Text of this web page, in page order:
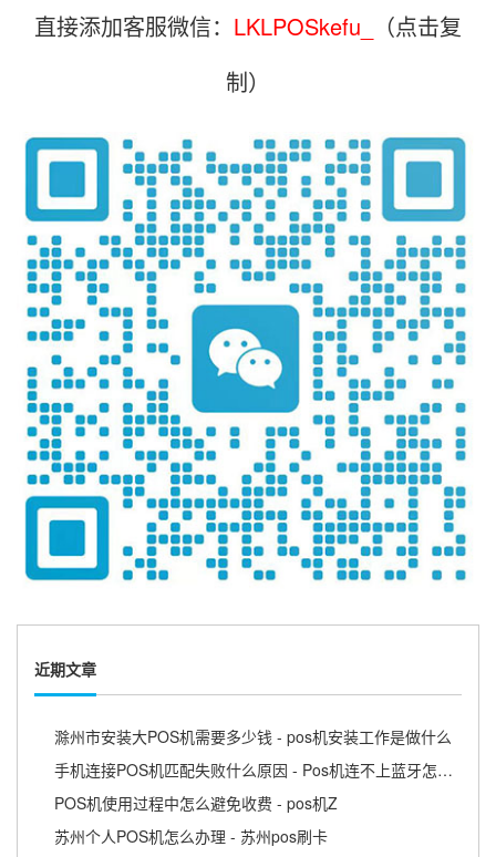
直接添加客服微信： LKLPOSkefu_
（点击复
制）
近期文章
滁州市安装大POS机需要多少钱 - pos机安装工作是做什么
手机连接POS机匹配失败什么原因 - Pos机连不上蓝牙怎么回事
POS机使用过程中怎么避免收费 - pos机Z
苏州个人POS机怎么办理 - 苏州pos刷卡